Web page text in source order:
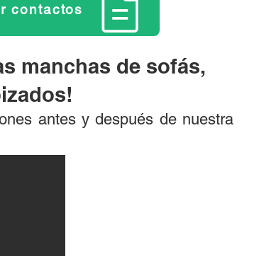
contactos
manchas de sofás,
antes y después de nuestra